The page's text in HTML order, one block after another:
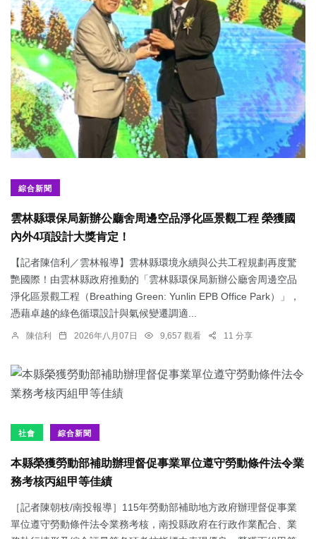
綜合新聞
雲林縣環保局新辦公廳舍周邊空品淨化區景觀工程 榮獲國
內外4項設計大獎肯定！
【記者陳信利／雲林報導】雲林縣環境永續與公共工程規劃再度驚
艷國際！由雲林縣政府推動的「雲林縣環保局新辦公廳舍周邊空品
淨化區景觀工程（Breathing Green: Yunlin EPB Office Park）」，
憑藉卓越的綠色循環設計與氣候變遷調適...
陳信利 2026年八月07日 9,657 觀看 11 分享
社會 綜合新聞
本縣榮獲勞動部補助辦理督促事業單位遵守勞動條件法令業
務考核丙組甲等佳績
［記者陳朝枝/南投報導］115年勞動部補助地方政府辦理督促事業
單位遵守勞動條件法令業務考核，南投縣政府在行政作業配合、業